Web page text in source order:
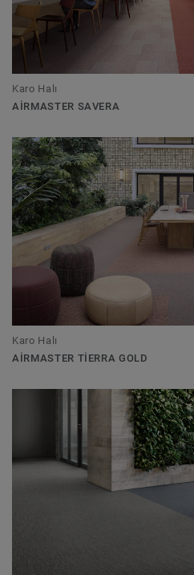
Karo Halı
AIRMASTER SAVERA
Karo Halı
AIRMASTER TIERRA GOLD